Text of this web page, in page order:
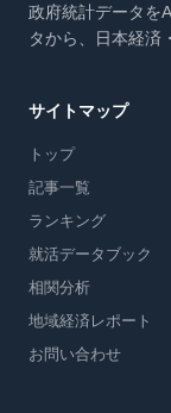
政府統計データを
タから、日本経済
サイトマップ
トップ
記事一覧
ランキング
就活データブック
相関分析
地域経済レポート
お問い合わせ